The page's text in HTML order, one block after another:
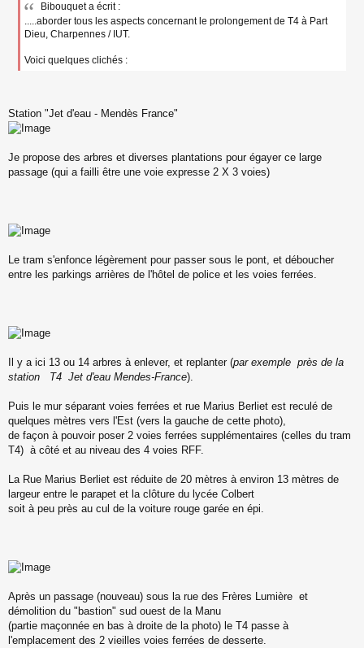
Bibouquet a écrit :
.....aborder tous les aspects concernant le prolongement de T4 à Part
Dieu, Charpennes / IUT.
Voici quelques clichés :
Station "Jet d'eau - Mendès France"
Je propose des arbres et diverses plantations pour égayer ce large
passage (qui a failli être une voie expresse 2 X 3 voies)
Le tram s'enfonce légèrement pour passer sous le pont, et déboucher
entre les parkings arrières de l'hôtel de police et les voies ferrées.
Il y a ici 13 ou 14 arbres à enlever, et replanter (par exemple près de la
station T4 Jet d'eau Mendes-France).
Puis le mur séparant voies ferrées et rue Marius Berliet est reculé de
quelques mètres vers l'Est (vers la gauche de cette photo),
de façon à pouvoir poser 2 voies ferrées supplémentaires (celles du tram
T4) à côté et au niveau des 4 voies RFF.
La Rue Marius Berliet est réduite de 20 mètres à environ 13 mètres de
largeur entre le parapet et la clôture du lycée Colbert
soit à peu près au cul de la voiture rouge garée en épi.
Après un passage (nouveau) sous la rue des Frères Lumière et
démolition du "bastion" sud ouest de la Manu
(partie maçonnée en bas à droite de la photo) le T4 passe à
l'emplacement des 2 vieilles voies ferrées de desserte.